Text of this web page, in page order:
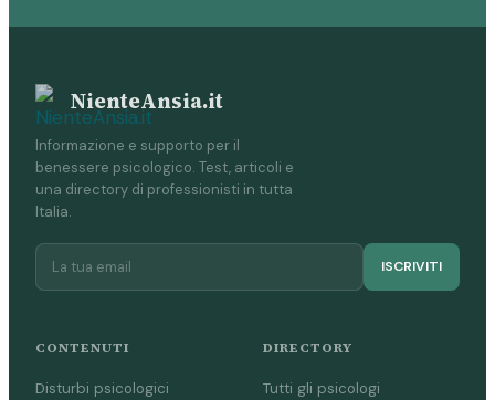
NienteAnsia.it
Informazione e supporto per il
benessere psicologico. Test, articoli e
una directory di professionisti in tutta
Italia.
ISCRIVITI
CONTENUTI
Disturbi psicologici
DIRECTORY
Tutti gli psicologi